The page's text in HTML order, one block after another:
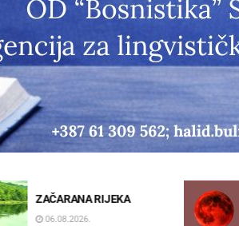
JEZIKU PIŠU IMENICE
ZEMLJA, MJESEC,